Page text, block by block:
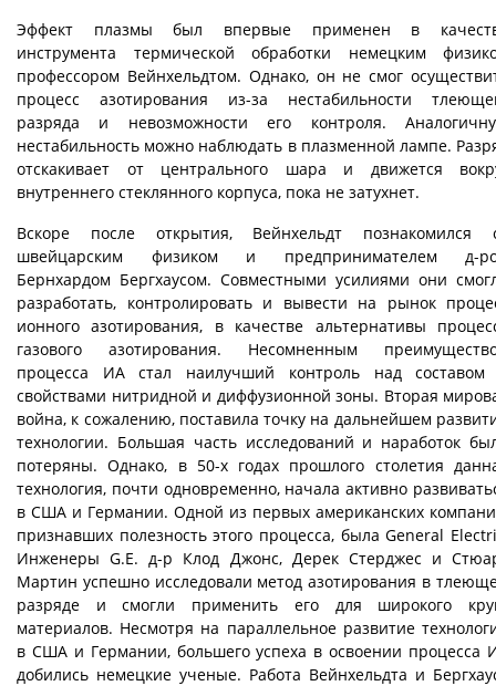
Эффект плазмы был впервые применен в
инструмента термической обработки немецким
профессором Вейнхельдтом. Однако, он не смог
процесс азотирования из-за нестабильности
разряда и невозможности его контроля.
нестабильность можно наблюдать в плазменной лампе.
отскакивает от центрального шара и движется
внутреннего стеклянного корпуса, пока не затухнет.
Вскоре после открытия, Вейнхельдт познакомился
швейцарским физиком и предпринимателем д-
Бернхардом Бергхаусом. Совместными усилиями они
разработать, контролировать и вывести на рынок
ионного азотирования, в качестве альтернативы
газового азотирования. Несомненным
процесса ИА стал наилучший контроль над
свойствами нитридной и диффузионной зоны. Вторая
война, к сожалению, поставила точку на дальнейшем
технологии. Большая часть исследований и наработок
потеряны. Однако, в 50-х годах прошлого столетия
технология, почти одновременно, начала активно
в США и Германии. Одной из первых американских
признавших полезность этого процесса, была General
Инженеры G.E. д-р Клод Джонс, Дерек Стерджес и
Мартин успешно исследовали метод азотирования в
разряде и смогли применить его для широкого
материалов. Несмотря на параллельное развитие
в США и Германии, большего успеха в освоении процесса
добились немецкие ученые. Работа Вейнхельдта и